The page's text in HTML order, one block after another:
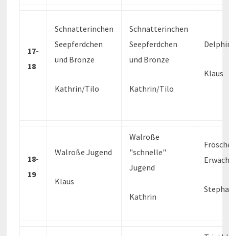
17-
18
Schnatterinchen
Seepferdchen
und Bronze
Kathrin/Tilo
Schnatterinchen
Seepferdchen
und Bronze
Kathrin/Tilo
Klaus
18-
19
Walroße Jugend
Klaus
Walroße
"schnelle"
Jugend
Kathrin